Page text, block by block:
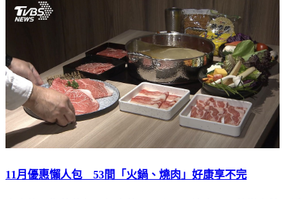
11月優惠懶人包 53間「火鍋、燒肉」好康享不完